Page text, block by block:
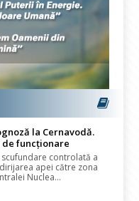
la Cernavodă.
de funcționare
controlată a
apei către zona
Nuclea...